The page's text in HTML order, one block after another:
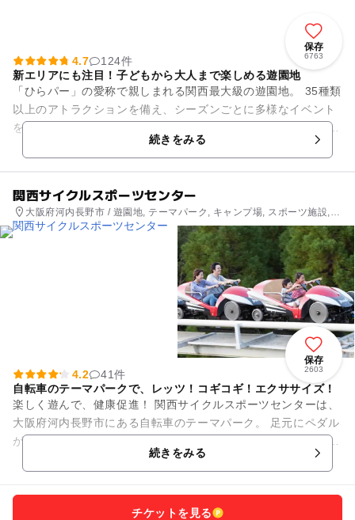
保存
6763
4.7
124件
新エリアにも注目！子どもから大人まで楽しめる遊園地
「ひらパー」の愛称で親しまれる関西最大級の遊園地。 35種類
以上のアトラクションを備え、シーズンごとに多様なイベント
を開催しています。 小さなお子さままで楽しめる「メリーゴー
続きをみる
関西サイクルスポーツセンター
大阪府河内長野市 / 遊園地, テーマパーク, キャンプ場, スポーツ施設,
プール
保存
2603
4.2
41件
自転車のテーマパークで、レッツ！コギコギ！エクササイズ！
楽しく遊んで、健康促進！ 関西サイクルスポーツセンターは、
大阪府河内長野市にある自転車のテーマパーク。 足元にペダル
がついた自転車版ジェットコースターをはじめ、 街では乗れな
続きをみる
チケットを見る